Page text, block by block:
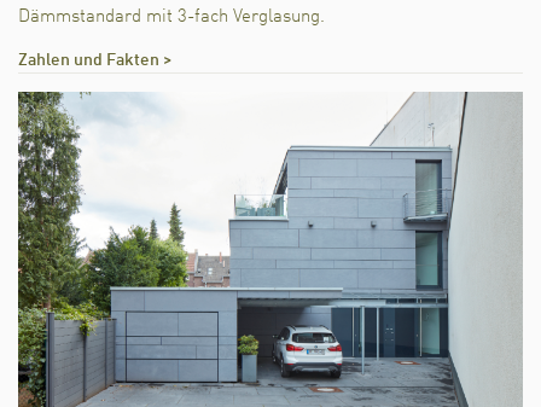
Dämmstandard mit 3-fach Verglasung.
Zahlen und Fakten >